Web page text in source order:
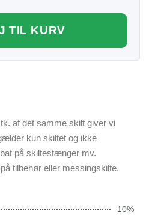
TIL KURV
af det samme skilt giver vi
kun skiltet og ikke
på skiltestænger mv.
tilbehør eller messingskilte.
10%